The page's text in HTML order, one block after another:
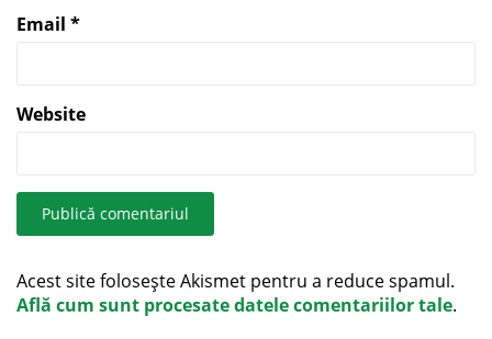
Email *
Website
Acest site folosește Akismet pentru a reduce spamul.
Află cum sunt procesate datele comentariilor tale.